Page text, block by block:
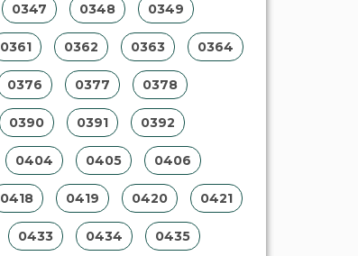
0347 0348 0349
0361 0362 0363 0364
0376 0377 0378
0390 0391 0392
0404 0405 0406
0418 0419 0420 0421
0433 0434 0435